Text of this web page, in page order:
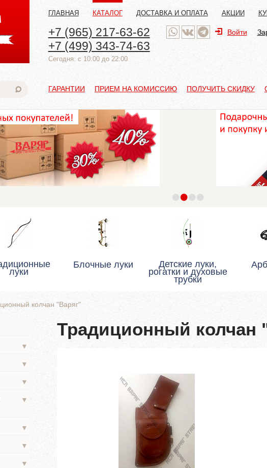
ГЛАВНАЯ КАТАЛОГ ДОСТАВКА И ОПЛАТА АКЦИИ
+7 (965) 217-63-62
+7 (499) 343-74-63
Cегодня: с 10:00 до 22:00
Войти
ГАРАНТИИ ПРИЕМ НА КОМИССИЮ ПОЛУЧИТЬ СКИДКУ
••••
луки
Блочные луки Детские луки,
рогатки и духовые
трубки
колчан "Варяг"
▼
▼
▼
▼
▼
▼
▼
Традиционный колчан